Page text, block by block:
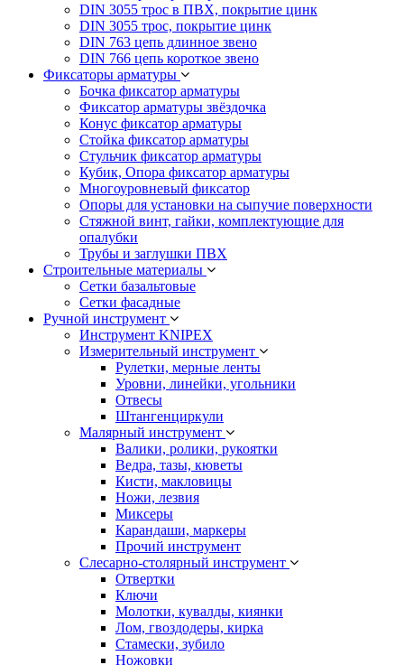
DIN 3055 трос в ПВХ, покрытие цинк
DIN 3055 трос, покрытие цинк
DIN 763 цепь длинное звено
DIN 766 цепь короткое звено
Фиксаторы арматуры
Бочка фиксатор арматуры
Фиксатор арматуры звёздочка
Конус фиксатор арматуры
Стойка фиксатор арматуры
Стульчик фиксатор арматуры
Кубик, Опора фиксатор арматуры
Многоуровневый фиксатор
Опоры для установки на сыпучие поверхности
Стяжной винт, гайки, комплектующие для
опалубки
Трубы и заглушки ПВХ
Строительные материалы
Сетки базальтовые
Сетки фасадные
Ручной инструмент
Инструмент KNIPEX
Измерительный инструмент
Рулетки, мерные ленты
Уровни, линейки, угольники
Отвесы
Штангенциркули
Малярный инструмент
Валики, ролики, рукоятки
Ведра, тазы, кюветы
Кисти, макловицы
Ножи, лезвия
Миксеры
Карандаши, маркеры
Прочий инструмент
Слесарно-столярный инструмент
Отвертки
Ключи
Молотки, кувалды, киянки
Лом, гвоздодеры, кирка
Стамески, зубило
Ножовки